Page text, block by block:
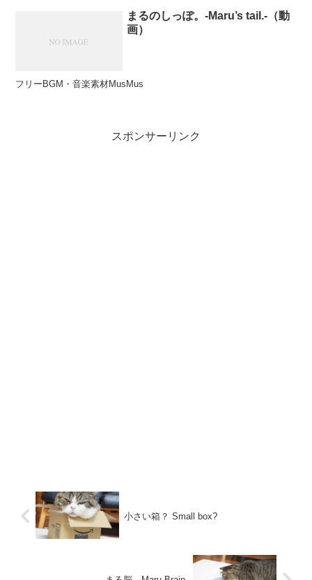
まるのしっぽ。-Maru’s tail.-（動
画）
フリーBGM・音楽素材MusMus
スポンサーリンク
小さい箱？ Small box?